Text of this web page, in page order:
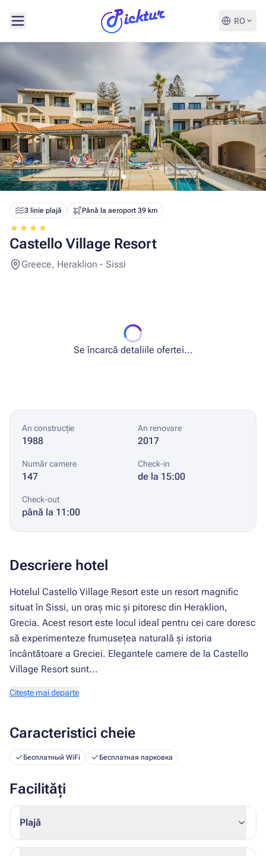
RO
3 linie plajă Până la aeroport 39 km
Castello Village Resort
Greece, Heraklion - Sissi
Se încarcă detaliile ofertei...
An construcție
1988
An renovare
2017
Număr camere
147
Check-in
de la 15:00
Check-out
până la 11:00
Descriere hotel
Hotelul Castello Village Resort este un resort magnific
situat în Sissi, un oraș mic și pitoresc din Heraklion,
Grecia. Acest resort este locul ideal pentru cei care doresc
să experimenteze frumusețea naturală și istoria
încântătoare a Greciei. Elegantele camere de la Castello
Village Resort sunt...
Citește mai departe
Caracteristici cheie
Бесплатный WiFi Бесплатная парковка
Facilități
Plajă